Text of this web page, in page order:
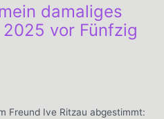
damaliges
vor Fünfzig
Freund Ive Ritzau abgestimmt: